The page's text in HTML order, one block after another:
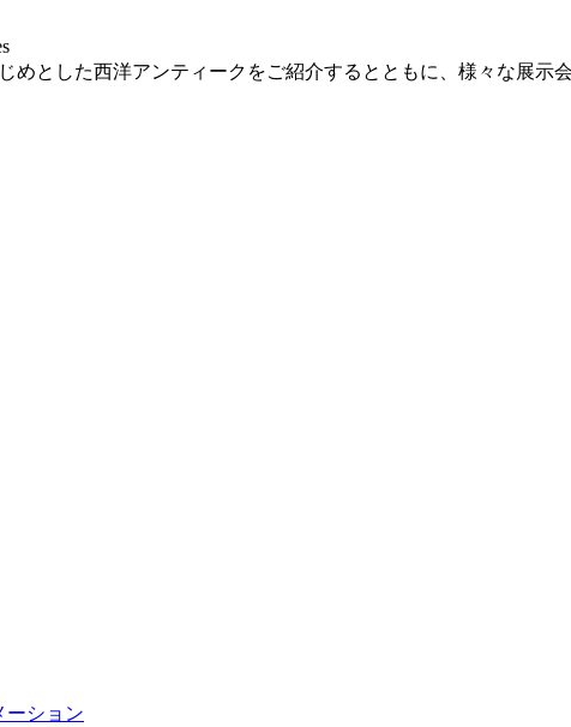
めとした西洋アンティークをご紹介するとともに、様々な展
ーション